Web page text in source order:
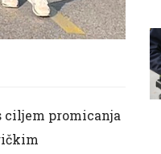
ciljem promicanja